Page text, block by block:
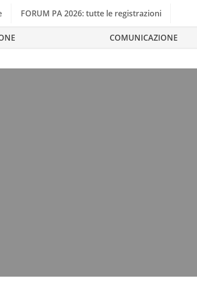
FORUM PA 2026: tutte le registrazioni
COMUNICAZIONE